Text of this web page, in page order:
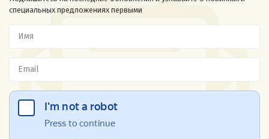
специальных предложениях первыми